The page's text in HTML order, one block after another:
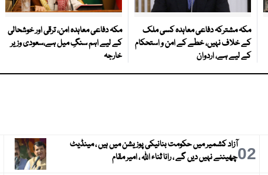
مکہ مشترکہ دفاعی معاہدہ کسی ملک
کے خلاف نہیں، خطے کے امن و استحکام
کے لیے ہے، اردوان
مکہ دفاعی معاہدہ امن، ترقی اور خوشحالی
کے لیے اہم سنگِ میل ہے،سعودی وزیر
خارجہ
02آزاد کشمیر میں حکومت بنانیکی پوزیشن میں ہیں ، مینڈیٹ
چھیننے نہیں دیں گے ، رانا ثناء اللہ ، امیر مقام